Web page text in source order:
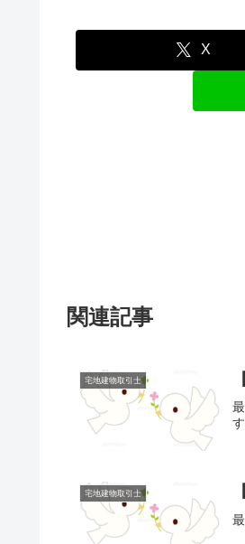
o
X
関連記事
宅地建物取引士
す
宅地建物取引士